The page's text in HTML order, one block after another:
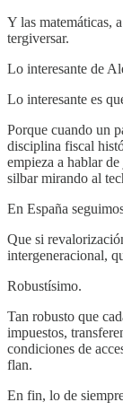
Y las matemáticas,
tergiversar.
Lo interesante de
Lo interesante es
Porque cuando un
disciplina fiscal
empieza a hablar
silbar mirando al
En España
Que si
intergeneracional,
Robustísimo.
Tan robusto que
impuestos,
condiciones de
flan.
En fin, lo de